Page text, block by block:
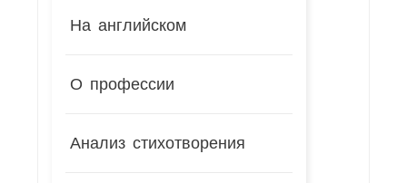
На английском
О профессии
Анализ стихотворения